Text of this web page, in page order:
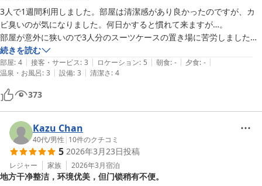
3人で1週間利用しました。部屋は清潔感があり良かったのですが、カ
ビ臭いのが気になりました。何日かすると慣れて来ますが…。
部屋が意外に狭いので3人分のスーツケースの置き場に苦労しました。
入り口の鍵ですが、ドアが歪んでいるのか、ドアを力一杯押してからで
ないと鍵の開け閉めができず、そのことを発見するまで開け閉めに苦労
しました。
また、部屋代の現地払いを予約時に選んだのですが、宿泊の数日前に部
屋代の支払いがされていないので、支払をするようにとの連絡がメール
できます。基本的に現地のフロントに人がいないのでそのためと思いま
すが、それであれば事前決済のみにしてもらえたらと思います。詐欺メ
ールかと思いました。
次回以降宿泊するかは微妙です
続きを読む
部屋: 4 | 接客・サービス: 3 | ロケーション: 5 | 朝食: - | 夕食: - |
温泉・お風呂: 3 | 設備: 3 | 清潔さ: 4
373
Kazu Chan
40代/男性 | 10件のクチコミ
5 2026年3月23日投稿
レジャー 家族 2026年3月宿泊
地方干净整洁，环境优美，但门锁稍有不便。